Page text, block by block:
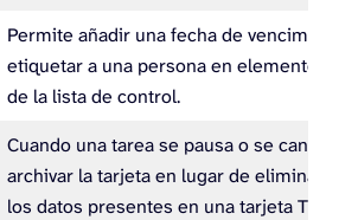
Permite añadir una fecha de vencimiento
etiquetar a una persona en elementos
de la lista de control.
Cuando una tarea se pausa o se cancela,
archivar la tarjeta en lugar de eliminarla.
los datos presentes en una tarjeta Trello